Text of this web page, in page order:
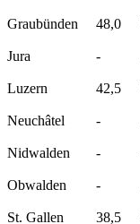
Graubünden
48,0
Jura
-
Luzern
42,5
Neuchâtel
-
Nidwalden
-
Obwalden
-
St. Gallen
38,5